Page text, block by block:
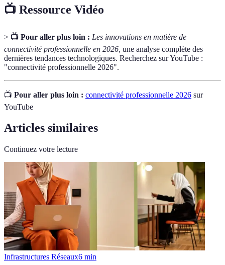
📺 Ressource Vidéo
> 📺 Pour aller plus loin : Les innovations en matière de
connectivité professionnelle en 2026, une analyse complète des
dernières tendances technologiques. Recherchez sur YouTube :
"connectivité professionnelle 2026".
📺 Pour aller plus loin : connectivité professionnelle 2026 sur
YouTube
Articles similaires
Continuez votre lecture
Infrastructures Réseaux6 min